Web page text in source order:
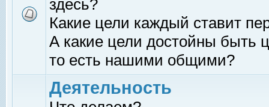
здесь?
Какие цели каждый ставит
А какие цели достойны быть
то есть нашими общими?
Деятельность